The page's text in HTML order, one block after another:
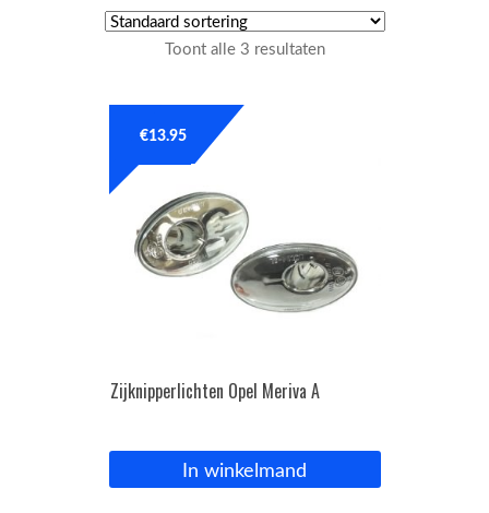
Tuning parts
OPC Line
Bedrijfswagen parts
Inloggen / Registreren
Toont alle 3 resultaten
Zijknipperlichten Opel Meriva A
€13.95
In winkelmand